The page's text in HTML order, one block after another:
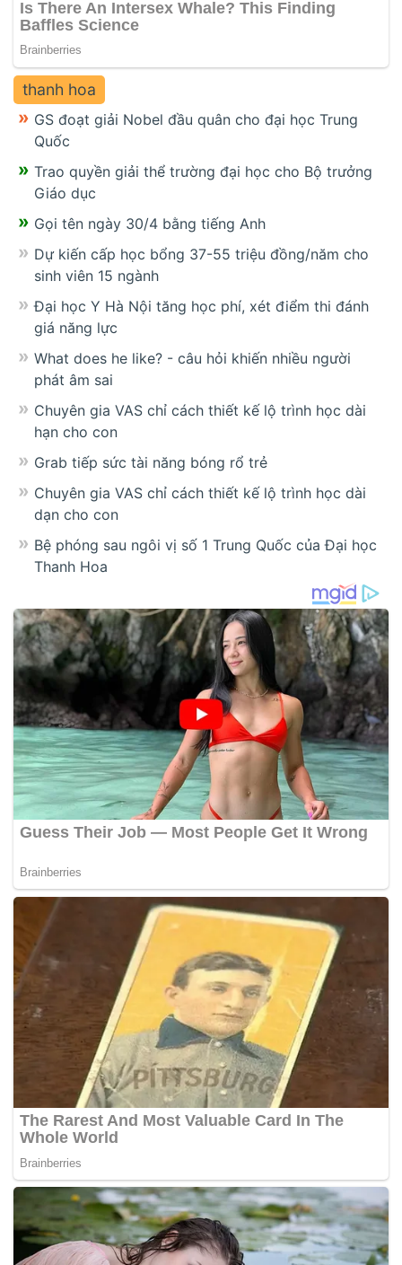
thanh hoa
GS đoạt giải Nobel đầu quân cho đại học Trung
Quốc
Trao quyền giải thể trường đại học cho Bộ trưởng
Giáo dục
Gọi tên ngày 30/4 bằng tiếng Anh
Dự kiến cấp học bổng 37-55 triệu đồng/năm cho
sinh viên 15 ngành
Đại học Y Hà Nội tăng học phí, xét điểm thi đánh
giá năng lực
What does he like? - câu hỏi khiến nhiều người
phát âm sai
Chuyên gia VAS chỉ cách thiết kế lộ trình học dài
hạn cho con
Grab tiếp sức tài năng bóng rổ trẻ
Chuyên gia VAS chỉ cách thiết kế lộ trình học dài
dạn cho con
Bệ phóng sau ngôi vị số 1 Trung Quốc của Đại học
Thanh Hoa